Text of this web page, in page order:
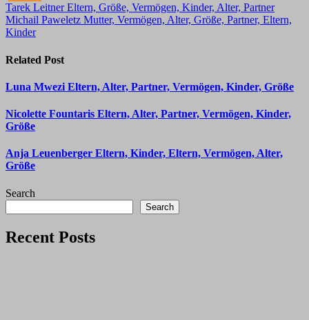
Post
navigation
Tarek Leitner Eltern, Größe, Vermögen, Kinder, Alter, Partner
Michail Paweletz Mutter, Vermögen, Alter, Größe, Partner, Eltern,
Kinder
Related Post
Luna Mwezi Eltern, Alter, Partner, Vermögen, Kinder, Größe
Nicolette Fountaris Eltern, Alter, Partner, Vermögen, Kinder,
Größe
Anja Leuenberger Eltern, Kinder, Eltern, Vermögen, Alter,
Größe
Search
Search
Recent Posts